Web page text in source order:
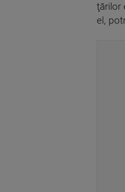
ţărilor
el,